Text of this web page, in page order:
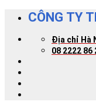
Skip
content
CÔNG TY
Địa chỉ Hà
08 2222 86